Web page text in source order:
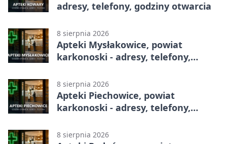
adresy, telefony, godziny otwarcia
8 sierpnia 2026
Apteki Mysłakowice, powiat
karkonoski - adresy, telefony,
8 sierpnia 2026
Apteki Piechowice, powiat
karkonoski - adresy, telefony,
8 sierpnia 2026